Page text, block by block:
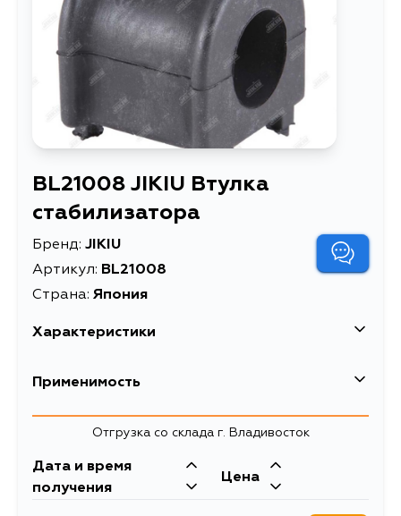
BL21008 JIKIU Втулка
стабилизатора
Бренд: JIKIU
Артикул: BL21008
Страна: Япония
Характеристики
EAN-13
Info1
Внутренний диаметр:
диаметр: 36.5, 40.7;
Место установки:
Применимость
Toyota
Кузов Двигатель
ACV35, ACV45, MCU20L, ACU20L,
2AZFE
Отгрузка со склада г. Владивосток
Дата и время
получения
Цена